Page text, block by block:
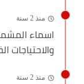
منذ 2 سنة
اسماء
والاحتياجات
منذ 2 سنة